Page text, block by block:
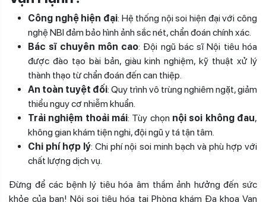
Công nghệ hiện đại: Hệ thống nội soi hiện đại với công
nghệ NBI đảm bảo hình ảnh sắc nét, chẩn đoán chính xác.
Bác sĩ chuyên môn cao: Đội ngũ bác sĩ Nội tiêu hóa
được đào tạo bài bản, giàu kinh nghiệm, kỹ thuật xử lý
thành thạo từ chẩn đoán đến can thiệp.
An toàn tuyệt đối: Quy trình vô trùng nghiêm ngặt, giảm
thiểu nguy cơ nhiễm khuẩn.
Trải nghiệm thoải mái: Tùy chọn nội soi không đau,
không gian khám tiện nghi, đội ngũ y tá tận tâm.
Chi phí hợp lý: Chi phí nội soi minh bạch và phù hợp với
chất lượng dịch vụ.
Đừng để các bệnh lý tiêu hóa âm thầm ảnh hưởng đến sức
khỏe của bạn! Nội soi tiêu hóa tại Phòng khám Đa khoa Vạn